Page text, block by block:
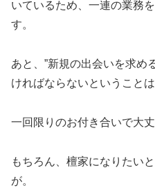
いているため、一連の業務
す。
あと、”新規の出会いを求め
ければならないということ
一回限りのお付き合いで大丈
もちろん、檀家になりたい
が。